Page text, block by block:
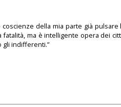
della mia parte già pulsare
fatalità, ma è intelligente opera dei
gli indifferenti.”